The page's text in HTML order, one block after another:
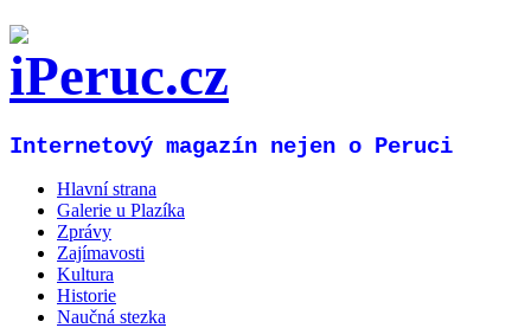
Internetový magazín nejen o Peruci
Hlavní strana
Galerie u Plazíka
Zprávy
Zajímavosti
Kultura
Historie
Naučná stezka